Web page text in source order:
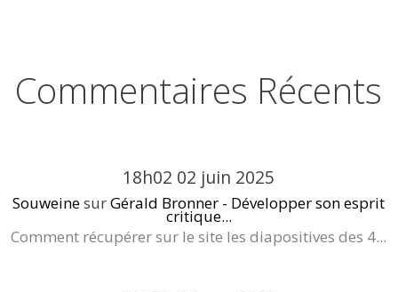
Commentaires Récents
18h02 02 juin 2025
SouweinesurGérald Bronner - Développer son esprit
critique...
Comment récupérer sur le site les diapositives des 4...